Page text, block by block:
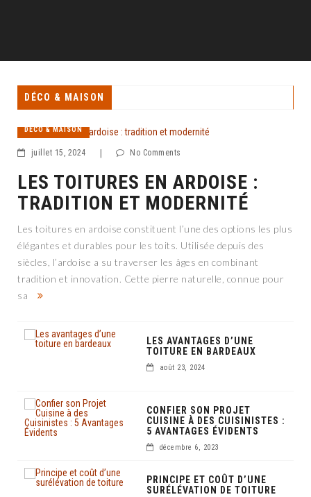
DÉCO & MAISON
DÉCO & MAISON
juillet 15, 2024 No Comments
LES TOITURES EN ARDOISE :
TRADITION ET MODERNITÉ
Les toitures en ardoise constituent l’une des options les plus
élégantes et durables pour les toits. Utilisée depuis des
siècles, l’ardoise a su traverser les âges en combinant
tradition et innovation. Cette pierre naturelle, connue pour
sa
LES AVANTAGES D’UNE
TOITURE EN BARDEAUX
août 23, 2024
CONFIER SON PROJET
CUISINE À DES CUISINISTES :
5 AVANTAGES ÉVIDENTS
décembre 6, 2023
PRINCIPE ET COÛT D’UNE
SURÉLÉVATION DE TOITURE